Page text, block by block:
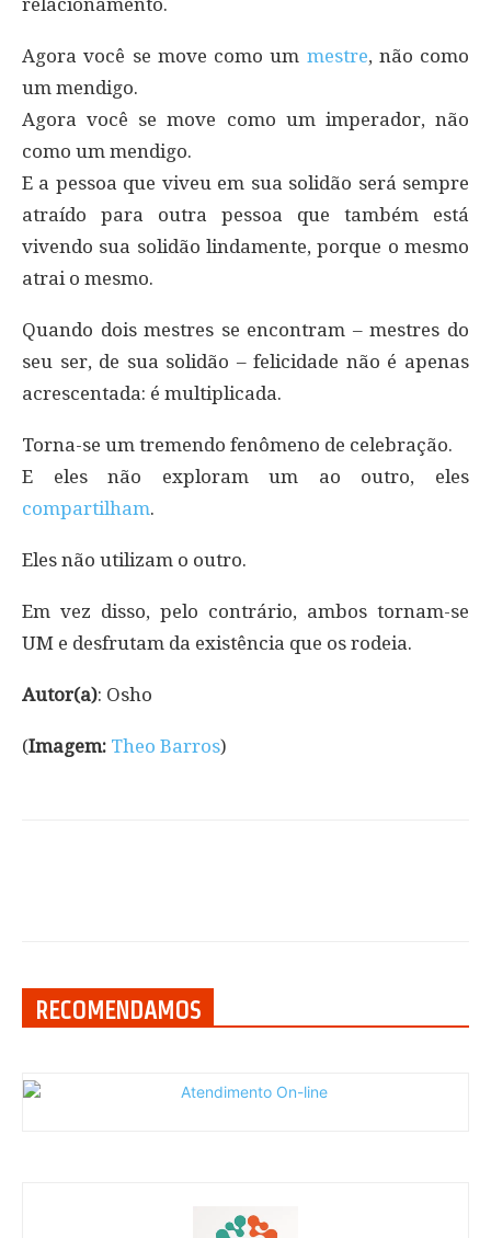
relacionamento.
Agora você se move como um mestre, não como
um mendigo.
Agora você se move como um imperador, não
como um mendigo.
E a pessoa que viveu em sua solidão será sempre
atraído para outra pessoa que também está
vivendo sua solidão lindamente, porque o mesmo
atrai o mesmo.
Quando dois mestres se encontram – mestres do
seu ser, de sua solidão – felicidade não é apenas
acrescentada: é multiplicada.
Torna-se um tremendo fenômeno de celebração.
E eles não exploram um ao outro, eles
compartilham.
Eles não utilizam o outro.
Em vez disso, pelo contrário, ambos tornam-se
UM e desfrutam da existência que os rodeia.
Autor(a): Osho
(Imagem: Theo Barros)
RECOMENDAMOS